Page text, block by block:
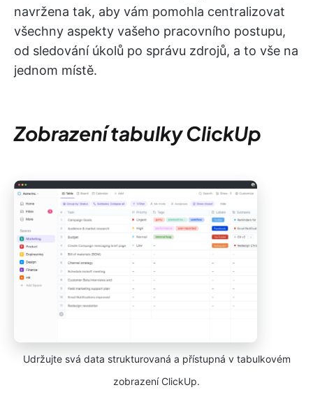
navržena tak, aby vám pomohla centralizovat
všechny aspekty vašeho pracovního postupu,
od sledování úkolů po správu zdrojů, a to vše na
jednom místě.
Zobrazení tabulky ClickUp
Udržujte svá data strukturovaná a přístupná v tabulkovém
zobrazení ClickUp.